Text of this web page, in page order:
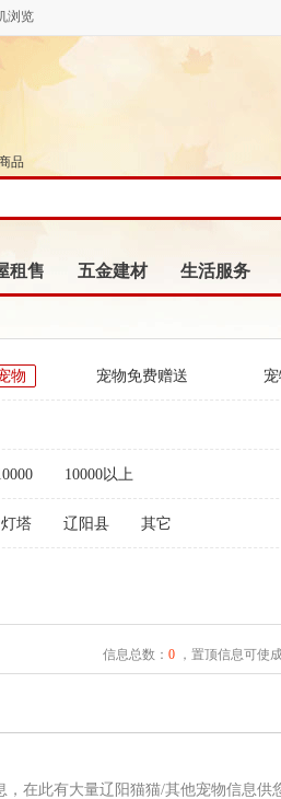
浏览
品
租售 五金建材 生活服务
物 宠物免费赠送
10000以上
灯塔 辽阳县 其它
信息总数： 0，置顶信息可使
在此有大量辽阳猫猫/其他宠物信息供